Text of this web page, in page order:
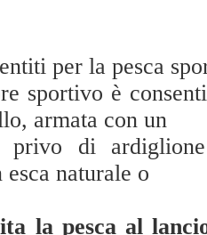
per la pesca
sportivo è
armata con un
privo di
esca naturale o
la pesca al